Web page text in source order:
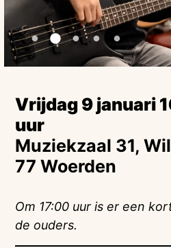
Vrijdag 9 januari
uur
Muziekzaal 31,
77 Woerden
Om 17:00 uur is er een
de ouders.